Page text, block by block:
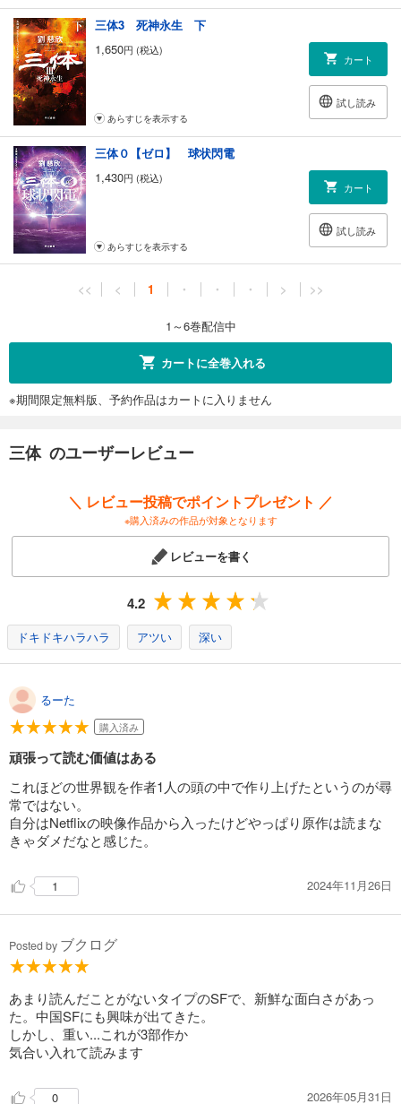
三体3 死神永生 下
1,650円 (税込)
カート
試し読み
あらすじを表示する
三体０【ゼロ】 球状閃電
1,430円 (税込)
カート
試し読み
あらすじを表示する
<< < 1 ・ ・ ・ > >>
1～6巻配信中
カートに全巻入れる
※期間限定無料版、予約作品はカートに入りません
三体 のユーザーレビュー
＼ レビュー投稿でポイントプレゼント ／
※購入済みの作品が対象となります
レビューを書く
4.2
ドキドキハラハラ アツい 深い
るーた
購入済み
頑張って読む価値はある
これほどの世界観を作者1人の頭の中で作り上げたというのが尋
常ではない。
自分はNetflixの映像作品から入ったけどやっぱり原作は読まな
きゃダメだなと感じた。
1 2024年11月26日
Posted by ブクログ
あまり読んだことがないタイプのSFで、新鮮な面白さがあっ
た。中国SFにも興味が出てきた。
しかし、重い...これが3部作か
気合い入れて読みます
0 2026年05月31日